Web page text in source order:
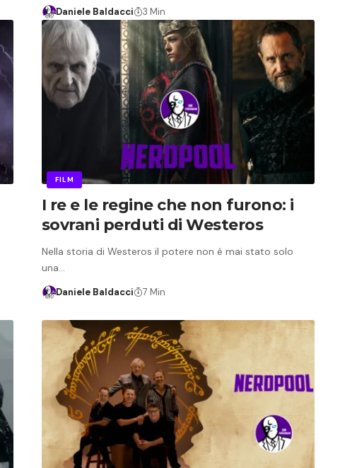
Daniele Baldacci 3 Min
FILM
I re e le regine che non furono: i
sovrani perduti di Westeros
Nella storia di Westeros il potere non è mai stato solo
una…
Daniele Baldacci 7 Min